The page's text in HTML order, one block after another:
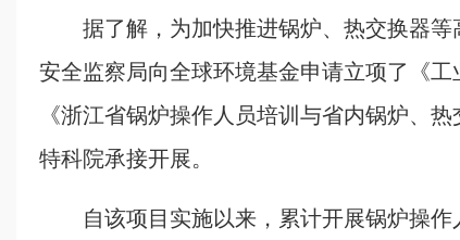
据了解，为加快推进锅炉、热交换器
安全监察局向全球环境基金申请立项了《
《浙江省锅炉操作人员培训与省内锅炉、
特科院承接开展。
自该项目实施以来，累计开展锅炉操